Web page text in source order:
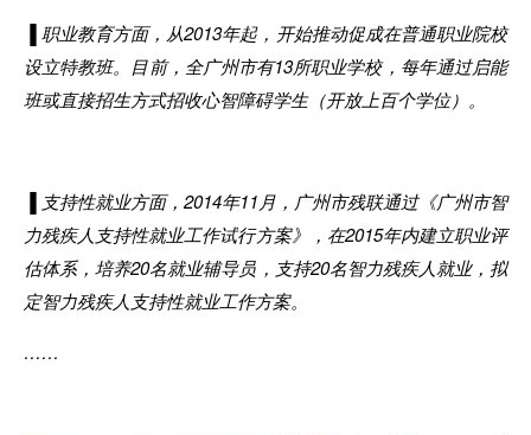
职业教育方面，从2013年起，开始推动促成在普通职业院校
设立特教班。目前， 全广州市有13所职业学校， 每年通过启能
班或直接招生方式招收心智障碍学生（开放上百个学位） 。
支持性就业方面， 2014年11月 ， 广州市残联通过《广州市智
力残疾人支持性就业工作试行方案》
， 在2015年内建立职业评
估体系，培养20名就业辅导员 ， 支持20名智力残疾人就业， 拟
定智力残疾人支持性就业工作方案。
……